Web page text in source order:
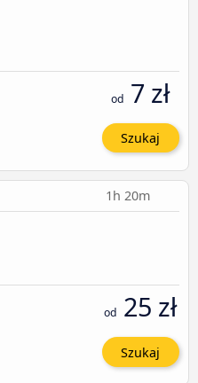
od 7 zł
Szukaj
1h 20m
od 25 zł
Szukaj